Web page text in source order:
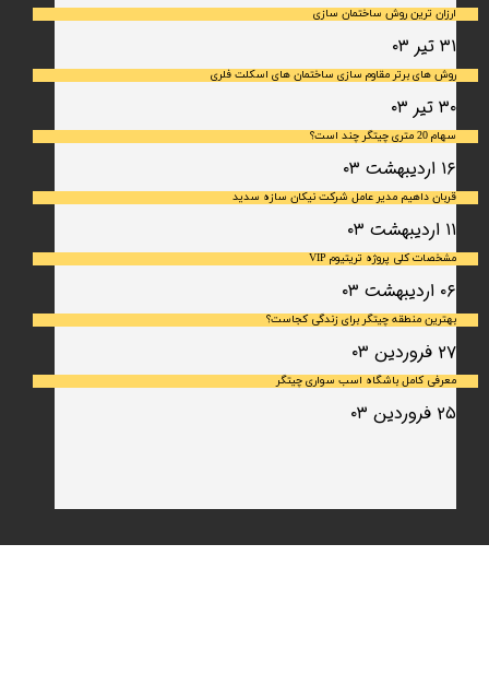
ارزان ترین روش ساختمان سازی
۳۱ تیر ۰۳
روش های برتر مقاوم سازی ساختمان های اسکلت فلری
۳۰ تیر ۰۳
سهام 20 متری چیتگر چند است؟
۱۶ اردیبهشت ۰۳
قربان داهیم مدیر عامل شرکت نیکان سازه سدید
۱۱ اردیبهشت ۰۳
مشخصات کلی پروژه تریتیوم VIP
۰۶ اردیبهشت ۰۳
بهترین منطقه چیتگر برای زندگی کجاست؟
۲۷ فروردین ۰۳
معرفی کامل باشگاه اسب سواری چیتگر
۲۵ فروردین ۰۳